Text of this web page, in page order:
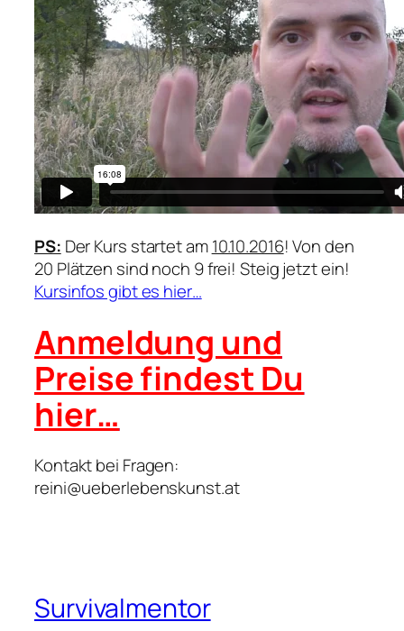
PS: Der Kurs startet am10.10.2016! Von den
20 Plätzen sind noch 9 frei! Steig jetzt ein!
Kursinfos gibt es hier…
Anmeldung und
Preise findest Du
hier…
Kontakt bei Fragen:
reini@ueberlebenskunst.at
Survivalmentor